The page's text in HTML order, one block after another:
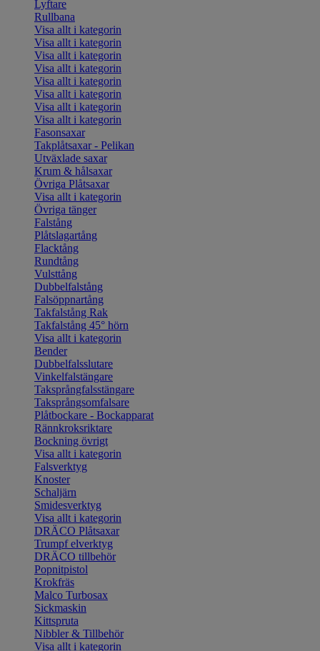
Lyftare
Rullbana
Visa allt i kategorin
Visa allt i kategorin
Visa allt i kategorin
Visa allt i kategorin
Visa allt i kategorin
Visa allt i kategorin
Visa allt i kategorin
Visa allt i kategorin
Fasonsaxar
Takplåtsaxar - Pelikan
Utväxlade saxar
Krum & hålsaxar
Övriga Plåtsaxar
Visa allt i kategorin
Övriga tänger
Falstång
Plåtslagartång
Flacktång
Rundtång
Vulsttång
Dubbelfalstång
Falsöppnartång
Takfalstång Rak
Takfalstång 45° hörn
Visa allt i kategorin
Bender
Dubbelfalsslutare
Vinkelfalstängare
Taksprångfalsstängare
Taksprångsomfalsare
Plåtbockare - Bockapparat
Rännkroksriktare
Bockning övrigt
Visa allt i kategorin
Falsverktyg
Knoster
Schaljärn
Smidesverktyg
Visa allt i kategorin
DRÄCO Plåtsaxar
Trumpf elverktyg
DRÄCO tillbehör
Popnitpistol
Krokfräs
Malco Turbosax
Sickmaskin
Kittspruta
Nibbler & Tillbehör
Visa allt i kategorin